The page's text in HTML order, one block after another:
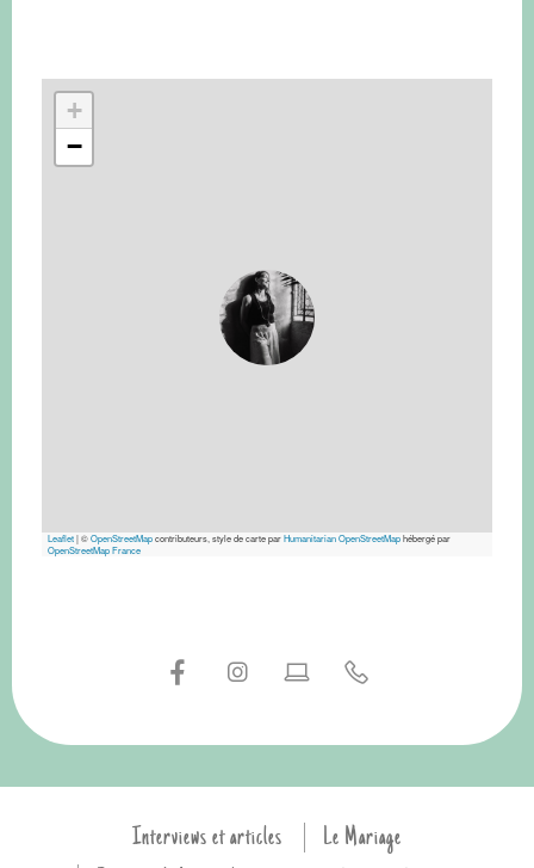
+
−
Leaflet|©OpenStreetMapcontributeurs, style de carte parHumanitarian OpenStreetMaphébergé par
OpenStreetMap France
Interviews et articles
Le Mariage